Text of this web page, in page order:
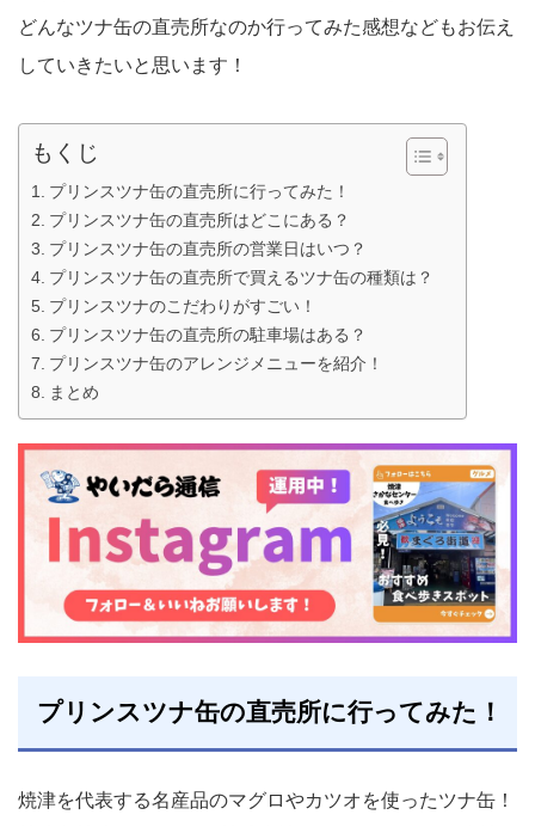
どんなツナ缶の直売所なのか行ってみた感想などもお伝え
していきたいと思います！
もくじ
プリンスツナ缶の直売所に行ってみた！
プリンスツナ缶の直売所はどこにある？
プリンスツナ缶の直売所の営業日はいつ？
プリンスツナ缶の直売所で買えるツナ缶の種類は？
プリンスツナのこだわりがすごい！
プリンスツナ缶の直売所の駐車場はある？
プリンスツナ缶のアレンジメニューを紹介！
まとめ
プリンスツナ缶の直売所に行ってみた！
焼津を代表する名産品のマグロやカツオを使ったツナ缶！